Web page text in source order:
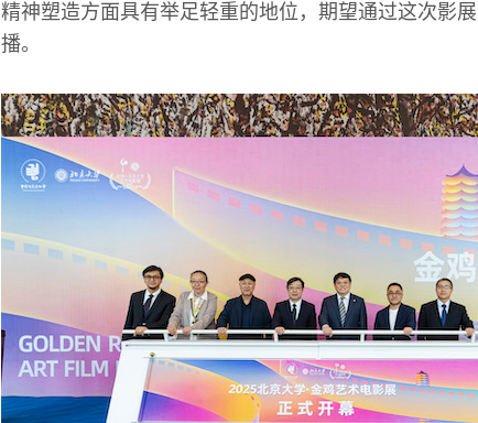
精神塑造方面具有举足轻重的地位，期望通过这次影
播。